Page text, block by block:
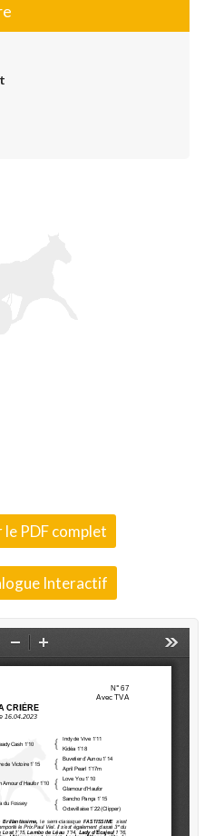
PDF complet
Interactif